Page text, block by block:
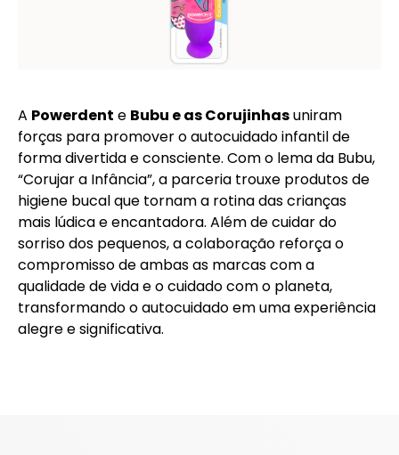
A Powerdent e Bubu e as Corujinhasuniram
forças para promover o autocuidado infantil de
forma divertida e consciente. Com o lema da Bubu,
“Corujar a Infância”, a parceria trouxe produtos de
higiene bucal que tornam a rotina das crianças
mais lúdica e encantadora. Além de cuidar do
sorriso dos pequenos, a colaboração reforça o
compromisso de ambas as marcas com a
qualidade de vida e o cuidado com o planeta,
transformando o autocuidado em uma experiência
alegre e significativa.